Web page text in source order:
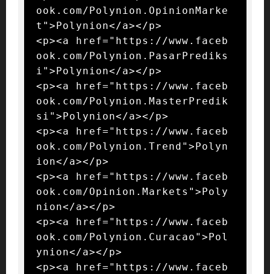
ook.com/Polynion.OpinionMarke
t">Polynion</a></p>
<p><a href="https://www.faceb
ook.com/Polynion.PasarPrediks
i">Polynion</a></p>
<p><a href="https://www.faceb
ook.com/Polynion.MasterPredik
si">Polynion</a></p>
<p><a href="https://www.faceb
ook.com/Polynion.Trend">Polyn
ion</a></p>
<p><a href="https://www.faceb
ook.com/Opinion.Markets">Poly
nion</a></p>
<p><a href="https://www.faceb
ook.com/Polynion.Curacao">Pol
ynion</a></p>
<p><a href="https://www.faceb